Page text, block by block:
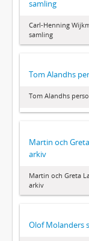
samling
Carl-Henning
samling
Tom Alandhs
Tom Alandhs
Martin och
arkiv
Martin och Greta
arkiv
Olof Molanders